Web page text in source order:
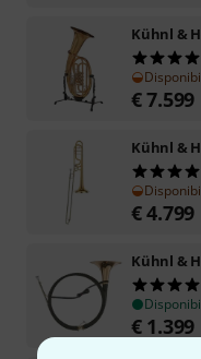
Kühnl &
€7.599
Kühnl &
€4.799
Kühnl &
€ 1.399